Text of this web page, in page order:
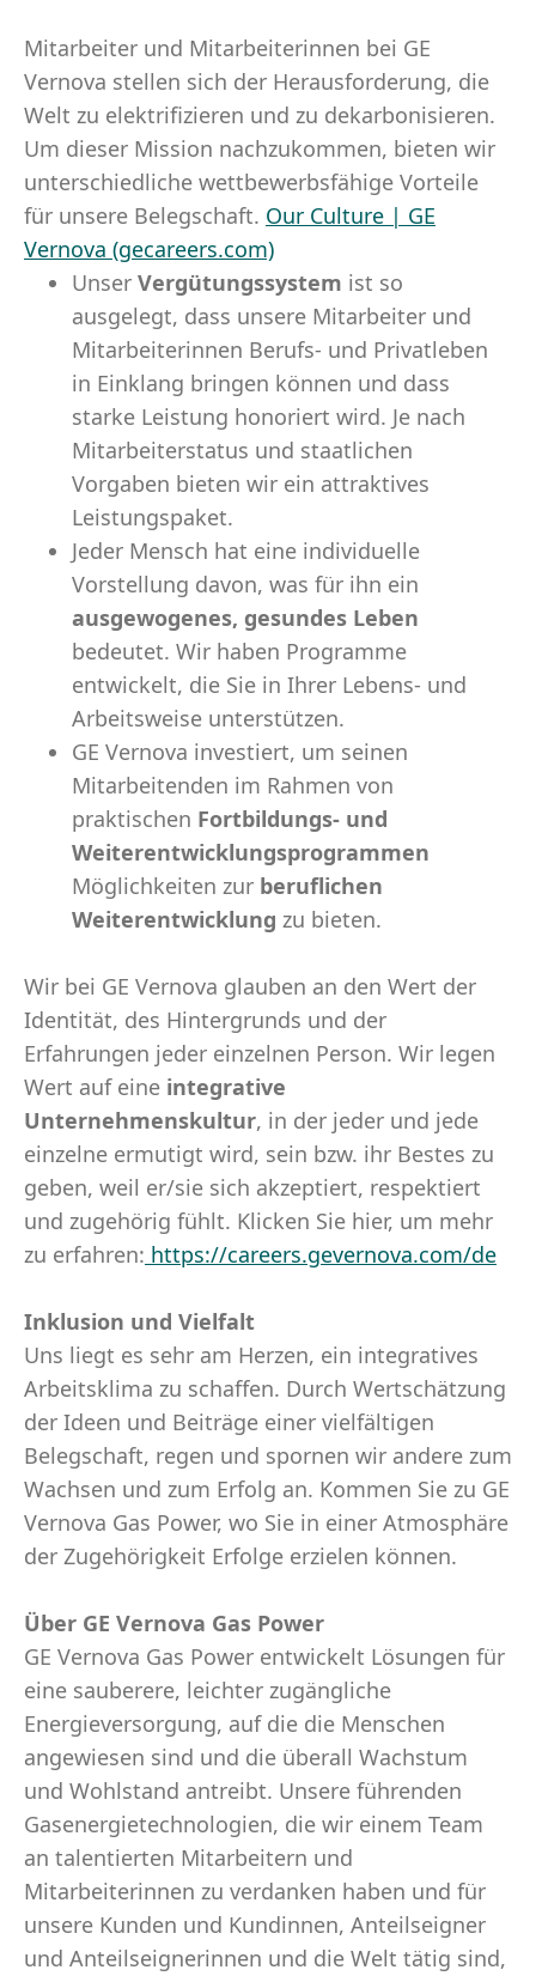
Mitarbeiter und Mitarbeiterinnen bei GE
Vernova stellen sich der Herausforderung, die
Welt zu elektrifizieren und zu dekarbonisieren.
Um dieser Mission nachzukommen, bieten wir
unterschiedliche wettbewerbsfähige Vorteile
für unsere Belegschaft. Our Culture | GE
Vernova (gecareers.com)
Unser Vergütungssystem ist so
ausgelegt, dass unsere Mitarbeiter und
Mitarbeiterinnen Berufs- und Privatleben
in Einklang bringen können und dass
starke Leistung honoriert wird. Je nach
Mitarbeiterstatus und staatlichen
Vorgaben bieten wir ein attraktives
Leistungspaket.
Jeder Mensch hat eine individuelle
Vorstellung davon, was für ihn ein
ausgewogenes, gesundes Leben
bedeutet. Wir haben Programme
entwickelt, die Sie in Ihrer Lebens- und
Arbeitsweise unterstützen.
GE Vernova investiert, um seinen
Mitarbeitenden im Rahmen von
praktischen Fortbildungs- und
Weiterentwicklungsprogrammen
Möglichkeiten zur beruflichen
Weiterentwicklung zu bieten.
Wir bei GE Vernova glauben an den Wert der
Identität, des Hintergrunds und der
Erfahrungen jeder einzelnen Person. Wir legen
Wert auf eine integrative
Unternehmenskultur, in der jeder und jede
einzelne ermutigt wird, sein bzw. ihr Bestes zu
geben, weil er/sie sich akzeptiert, respektiert
und zugehörig fühlt. Klicken Sie hier, um mehr
zu erfahren: https://careers.gevernova.com/de
Inklusion und Vielfalt
Uns liegt es sehr am Herzen, ein integratives
Arbeitsklima zu schaffen. Durch Wertschätzung
der Ideen und Beiträge einer vielfältigen
Belegschaft, regen und spornen wir andere zum
Wachsen und zum Erfolg an. Kommen Sie zu GE
Vernova Gas Power, wo Sie in einer Atmosphäre
der Zugehörigkeit Erfolge erzielen können.
Über GE Vernova Gas Power
GE Vernova Gas Power entwickelt Lösungen für
eine sauberere, leichter zugängliche
Energieversorgung, auf die die Menschen
angewiesen sind und die überall Wachstum
und Wohlstand antreibt. Unsere führenden
Gasenergietechnologien, die wir einem Team
an talentierten Mitarbeitern und
Mitarbeiterinnen zu verdanken haben und für
unsere Kunden und Kundinnen, Anteilseigner
und Anteilseignerinnen und die Welt tätig sind,